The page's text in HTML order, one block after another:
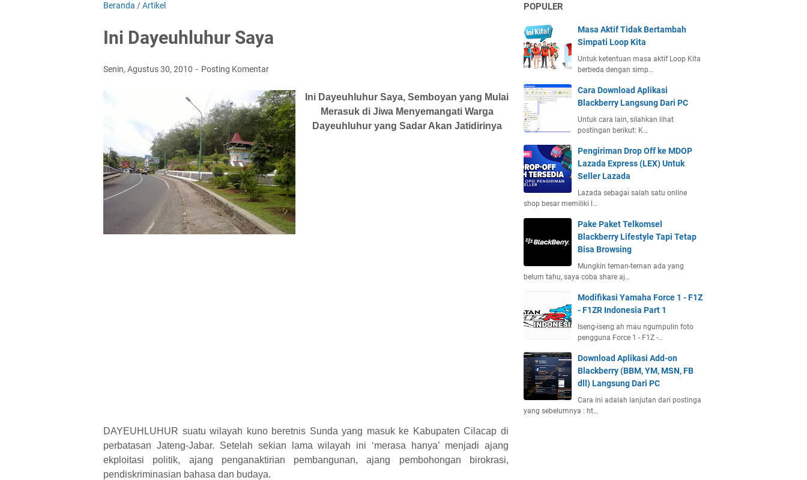
Beranda /Artikel
Ini Dayeuhluhur Saya
Senin, Agustus 30, 2010 Posting Komentar
Ini Dayeuhluhur Saya, Semboyan yang Mulai
Merasuk di Jiwa Menyemangati Warga
Dayeuhluhur yang Sadar Akan Jatidirinya
DAYEUHLUHUR suatu wilayah kuno beretnis Sunda yang masuk ke Kabupaten Cilacap di
perbatasan Jateng-Jabar. Setelah sekian lama wilayah ini ‘merasa hanya’ menjadi ajang
ekploitasi politik, ajang penganaktirian pembangunan, ajang pembohongan birokrasi,
pendiskriminasian bahasa dan budaya.
POPULER
Masa Aktif Tidak Bertambah
Simpati Loop Kita
Untuk ketentuan masa aktif Loop Kita
berbeda dengan simp…
Cara Download Aplikasi
Blackberry Langsung Dari PC
Untuk cara lain, silahkan lihat
postingan berikut: K…
Pengiriman Drop Off ke MDOP
Lazada Express (LEX) Untuk
Seller Lazada
Lazada sebagai salah satu online
shop besar memiliki l…
Pake Paket Telkomsel
Blackberry Lifestyle Tapi Tetap
Bisa Browsing
Mungkin teman-teman ada yang
belum tahu, saya coba share aj…
Modifikasi Yamaha Force 1 - F1Z
- F1ZR Indonesia Part 1
Iseng-iseng ah mau ngumpulin foto
pengguna Force 1 - F1Z -…
Download Aplikasi Add-on
Blackberry (BBM, YM, MSN, FB
dll) Langsung Dari PC
Cara ini adalah lanjutan dari postinga
yang sebelumnya : ht…